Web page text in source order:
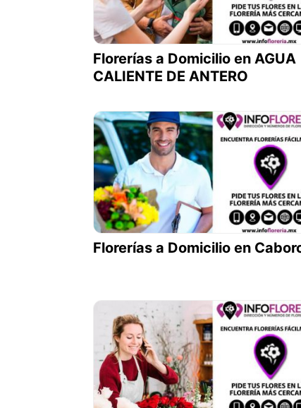
Florerías a Domicilio en AGUA
CALIENTE DE ANTERO
Florerías a Domicilio en